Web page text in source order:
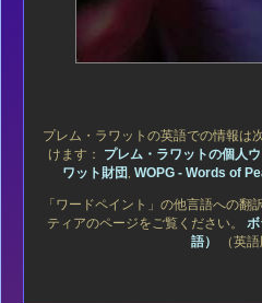
プレム・ラワットの英語での情報は
けます：
プレム・ラワットの個人
ワット財団, WOPG - Words of
「ワードペイント」の他言語への翻
ティアのページをご覧ください。
語）
（英